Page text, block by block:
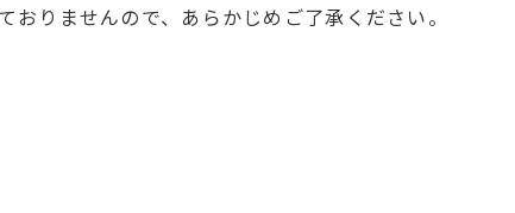
りませんので、あらかじめご了承ください。